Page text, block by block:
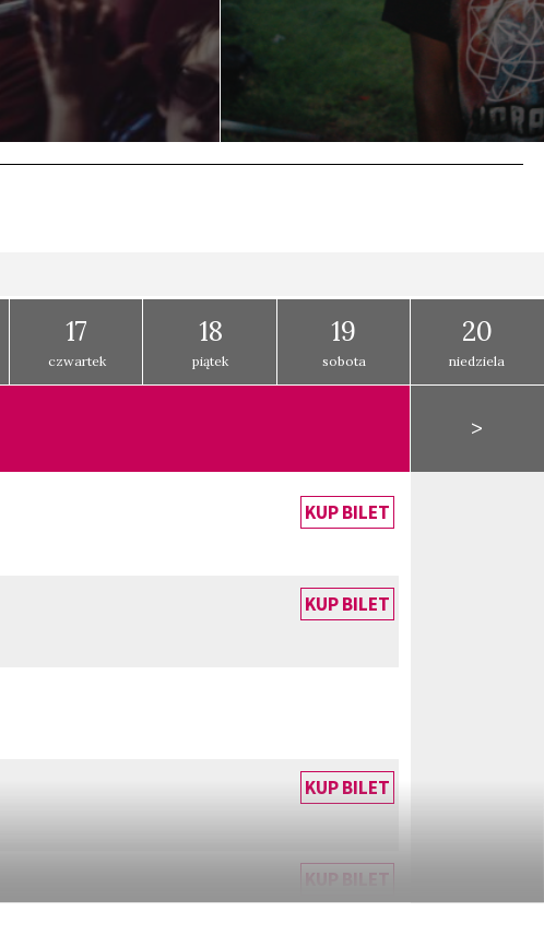
17
czwartek
18
piątek
19
sobota
20
niedziela
>
KUP BILET
KUP BILET
KUP BILET
KUP BILET